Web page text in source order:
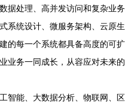
据处理、高并发访问和复杂业务
系统设计、微服务架构、云原生
的每一个系统都具备高度的可扩
业务一同成长，从容应对未来的
智能、大数据分析、物联网、区